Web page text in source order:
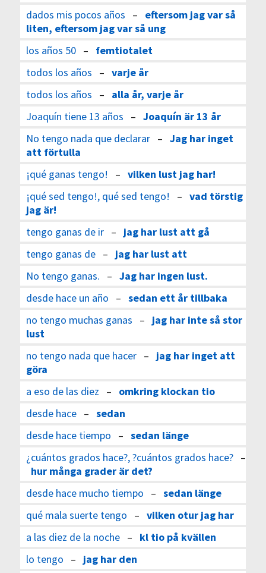
dados mis pocos años – eftersom jag var så
liten, eftersom jag var så ung
los años 50– femtiotalet
todos los años – varje år
todos los años – alla år, varje år
Joaquín tiene 13 años – Joaquín är 13 år
No tengo nada que declarar– Jag har inget
att förtulla
¡qué ganas tengo! – vilken lust jag har!
¡qué sed tengo!, qué sed tengo! – vad törstig
jag är!
tengo ganas de ir– jag har lust att gå
tengo ganas de– jag har lust att
No tengo ganas. – Jag har ingen lust.
desde hace un año – sedan ett år tillbaka
no tengo muchas ganas – jag har inte så stor
lust
no tengo nada que hacer– jag har inget att
göra
a eso de las diez – omkring klockan tio
desde hace– sedan
desde hace tiempo – sedan länge
¿cuántos grados hace?, ?cuántos grados hace?–
hur många grader är det?
desde hace mucho tiempo – sedan länge
qué mala suerte tengo – vilken otur jag har
a las diez de la noche– kl tio på kvällen
lo tengo – jag har den